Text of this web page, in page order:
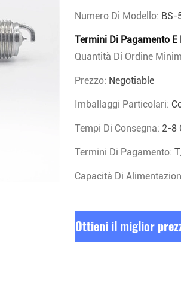
Numero Di Modello: BS-
Termini Di Pagamento E
Quantità Di Ordine
Prezzo: Negotiable
Imballaggi Particolari:
Tempi Di Consegna: 2-8
Termini Di Pagamento:
Capacità Di
Ottieni il miglior